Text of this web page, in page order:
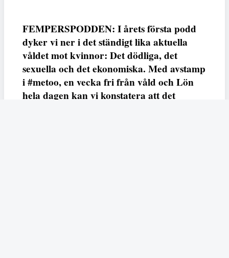
FEMPERSPODDEN: I årets första podd
dyker vi ner i det ständigt lika aktuella
våldet mot kvinnor: Det dödliga, det
sexuella och det ekonomiska. Med avstamp
i #metoo, en vecka fri från våld och Lön
hela dagen kan vi konstatera att det